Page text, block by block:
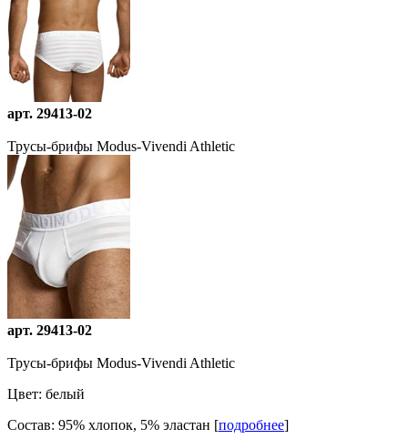
арт. 29413-02
Трусы-брифы Modus-Vivendi Athletic
арт. 29413-02
Трусы-брифы Modus-Vivendi Athletic
Цвет: белый
Состав: 95% хлопок, 5% эластан [подробнее]